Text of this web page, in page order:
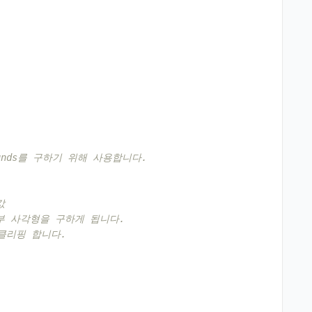
를 구하기 위해 사용합니다.
각형을 구하게 됩니다.
핑 합니다.